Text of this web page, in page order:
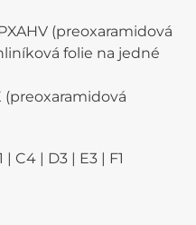
(preoxaramidová
folie na jedné
(preoxaramidová
| C4 | D3 | E3 | F1